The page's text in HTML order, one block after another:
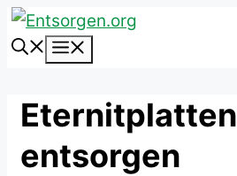
Zum
Inhalt
Eternitplatten
entsorgen